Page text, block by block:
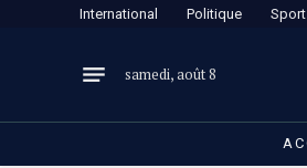
International Politique Sport
samedi, août 8